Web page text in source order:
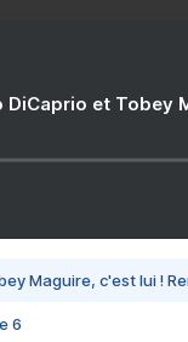
DiCaprio et Tobey
Maguire, c'est lui !
6